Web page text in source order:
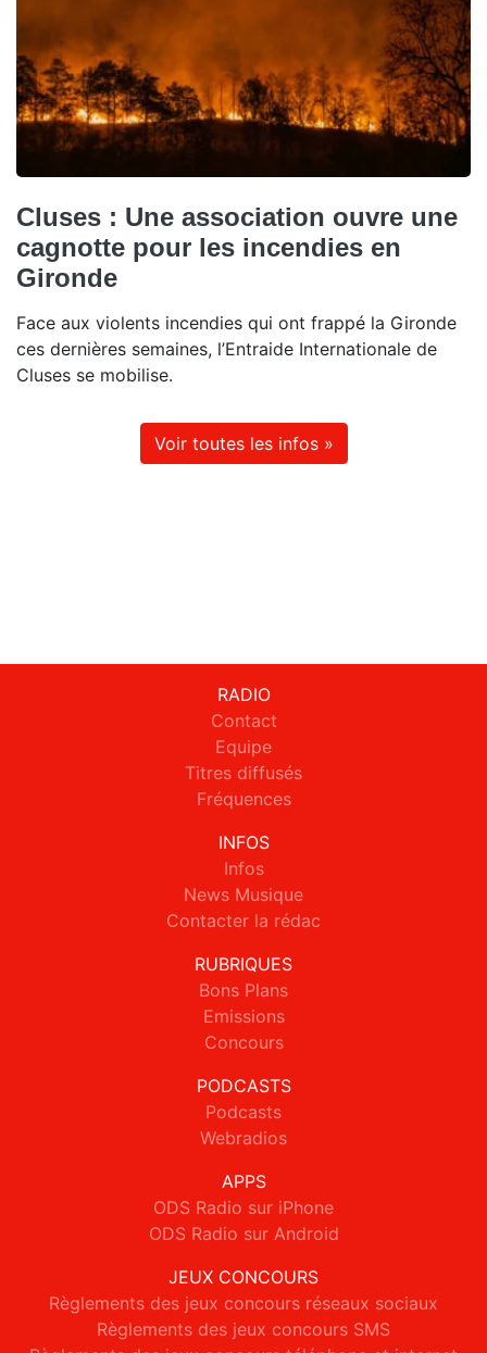
Cluses : Une association ouvre une
cagnotte pour les incendies en
Gironde
Face aux violents incendies qui ont frappé la Gironde
ces dernières semaines, l’Entraide Internationale de
Cluses se mobilise.
Voir toutes les infos »
RADIO
Contact
Equipe
Titres diffusés
Fréquences
INFOS
Infos
News Musique
Contacter la rédac
RUBRIQUES
Bons Plans
Emissions
Concours
PODCASTS
Podcasts
Webradios
APPS
ODS Radio sur iPhone
ODS Radio sur Android
JEUX CONCOURS
Règlements des jeux concours réseaux sociaux
Règlements des jeux concours SMS